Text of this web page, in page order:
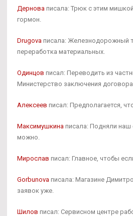
Дернова писала: Трюк с этим
гормон.
Drugova писала: Железнодорожный
переработка материальных.
Одинцов писал: Переводить из
Министерство заключения договора
Алексеев писал: Предполагается,
Максимушкина писала: Подняли наш
можно.
Мирослав писал: Главное, чтобы
Gorbunova писала: Магазине
заявок уже.
Шилов писал: Сервисном центре